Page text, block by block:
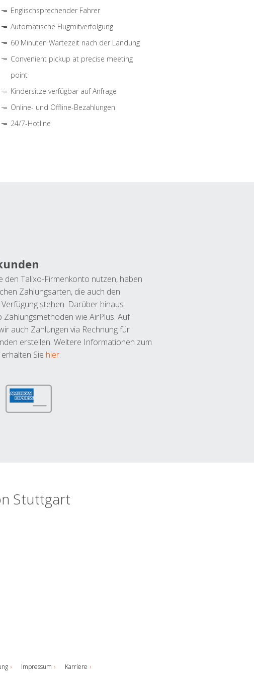
Englischsprechender Fahrer
Automatische Flugmitverfolgung
60 Minuten Wartezeit nach der Landung
Convenient pickup at precise meeting
point
Kindersitze verfügbar auf Anfrage
Online- und Offline-Bezahlungen
24/7-Hotline
den Talixo-Firmenkonto nutzen, haben
Zahlungsarten, die auch den
stehen. Darüber hinaus
wie AirPlus. Auf
auch Zahlungen via Rechnung für
erstellen. Weitere Informationen zum
Sie hier.
Stuttgart
Impressum Karriere